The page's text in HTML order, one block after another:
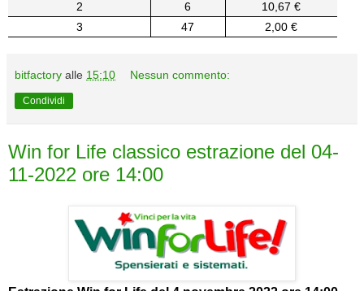
2
6
10,67 €
3
47 2,00 €
bitfactory alle 15:10 Nessun commento:
Condividi
Win for Life classico estrazione del 04-
11-2022 ore 14:00